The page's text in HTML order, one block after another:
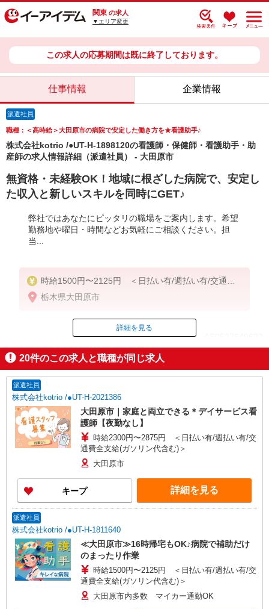
関東 の求人
▼エリア変更
この求人の応募期間は既に終了しております。
仕事情報 企業情報
派遣社員
職種：＜高時給＞大田原市の病院で安定した働き方を★看護助手♪
株式会社kotrio /●UT-H-1898120の看護師・保健師・看護助手・助
産師の求人情報詳細（派遣社員） - 大田原市
無資格・未経験OK！地域に根ざした病院で、安定し
た収入と新しいスキルを同時にGET♪
弊社ではあなたにピッタリの職場をご案内します。希望
勤務地や曜日・時間などお気軽にご相談ください。担
当...
時給1500円〜2125円 ＜日払い有/週払い有/交通費
全支給(ガソリン代含む)＞
栃木県大田原市
ID：AE0527649622
掲載期間終了
詳細を見る
20件のこの求人と職種が同じ求人
派遣社員
株式会社kotrio /●UT-H-2021386
大田原市｜家庭と両立できる＊デイサービス看
護師【夜勤なし】
時給2300円〜2875円 ＜日払い有/週払い有/交
通費全支給(ガソリン代含む)＞
大田原市
キープ 詳細を見る
派遣社員
株式会社kotrio /●UT-H-1811640
≪大田原市≫16時帰宅もOK♪病院で補助だけ
のまったり作業
時給1500円〜2125円 ＜日払い有/週払い有/交
通費全支給(ガソリン代含む)＞
大田原市内多数 マイカー通勤OK